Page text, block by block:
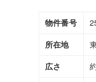
物件番号
所在地
広さ